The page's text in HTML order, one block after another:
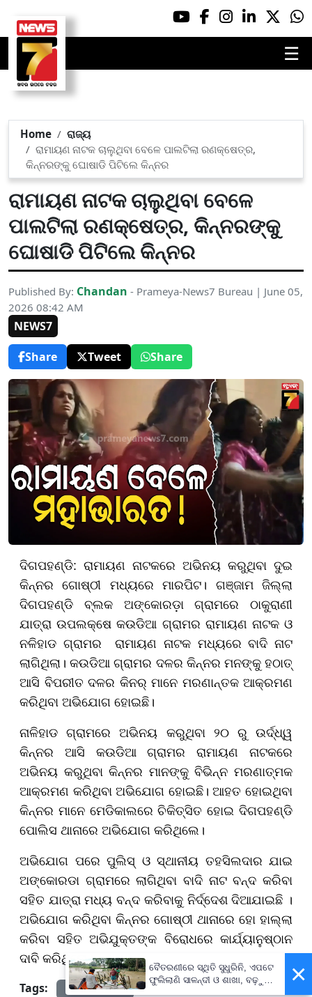
☰
Home
ରାଜ୍ୟ
ରାମାୟଣ ନାଟକ ଚାଲୁଥିବା ବେଳେ ପାଲଟିଲା ରଣକ୍ଷେତ୍ର,
କିନ୍ନରଙ୍କୁ ଘୋଷାଡି ପିଟିଲେ କିନ୍ନର
ରାମାୟଣ ନାଟକ ଚାଲୁଥିବା ବେଳେ
ପାଲଟିଲା ରଣକ୍ଷେତ୍ର, କିନ୍ନରଙ୍କୁ
ଘୋଷାଡି ପିଟିଲେ କିନ୍ନର
Published By: Chandan - Prameya-News7 Bureau | June 05,
2026 08:42 AM
NEWS7
Share
Tweet Share
ଦିଗପହଣ୍ଡି: ରାମାୟଣ ନାଟକରେ ଅଭିନୟ କରୁଥିବା ଦୁଇ
କିନ୍ନର ଗୋଷ୍ଠୀ ମଧ୍ୟରେ ମାରପିଟ। ଗଞ୍ଜାମ ଜିଲ୍ଲା
ଦିଗପହଣ୍ଡି ବ୍ଲକ ଅଙ୍କୋରଡ଼ା ଗ୍ରାମରେ ଠାକୁରାଣୀ
ଯାତ୍ରା ଉପଲକ୍ଷେ କଉଡିଆ ଗ୍ରାମର ରାମାୟଣ ନାଟକ ଓ
ନଳିହାଡ ଗ୍ରାମର ରାମାୟଣ ନାଟକ ମଧ୍ୟରେ ବାଦି ନାଟ
ଲାଗିଥିଲା। କଉଡିଆ ଗ୍ରାମର ଦଳର କିନ୍ନର ମନଙ୍କୁ ହଠାତ୍
ଆସି ବିପରୀତ ଦଳର କିନର୍ ମାନେ ମରଣାନ୍ତକ ଆକ୍ରମଣ
କରିଥିବା ଅଭିଯୋଗ ହୋଇଛି।
ନାଳିହାଡ ଗ୍ରାମରେ ଅଭିନୟ କରୁଥିବା ୨୦ ରୁ ଉର୍ଦ୍ଧ୍ୱ
କିନ୍ନର ଆସି କଉଡିଆ ଗ୍ରାମର ରାମାୟଣ ନାଟକରେ
ଅଭିନୟ କରୁଥିବା କିନ୍ନର ମାନଙ୍କୁ ବିଭିନ୍ନ ମରଣାତ୍ମକ
ଆକ୍ରମଣ କରିଥିବା ଅଭିଯୋଗ ହୋଇଛି। ଆହତ ହୋଇଥିବା
କିନ୍ନର ମାନେ ମେଡିକାଲରେ ଚିକିତ୍ସିତ ହୋଇ ଦିଗପହଣ୍ଡି
ପୋଲିସ ଥାନାରେ ଅଭିଯୋଗ କରିଥିଲେ।
ଅଭିଯୋଗ ପରେ ପୁଲିସ୍ ଓ ସ୍ଥାନୀୟ ତହସିଲଦାର ଯାଇ
ଅଙ୍କୋରଡା ଗ୍ରାମରେ ଲାଗିଥିବା ବାଦି ନାଟ ବନ୍ଦ କରିବା
ସହିତ ଯାତ୍ରା ମଧ୍ୟ ବନ୍ଦ କରିବାକୁ ନିର୍ଦ୍ଦେଶ ଦିଆଯାଇଛି ।
ଅଭିଯୋଗ କରିଥିବା କିନ୍ନର ଗୋଷ୍ଠୀ ଥାନାରେ ହୋ ହାଲ୍ଲା
କରିବା ସହିତ ଅଭିଯୁକ୍ତଙ୍କ ବିରୋଧରେ କାର୍ଯ୍ୟାନୁଷ୍ଠାନ
ଦାବି କରିଥିଲେ।
Tags: Odisha News ×
ବୈତରଣୀରେ ସ୍ଥିତି ସୁଧୁରିନି, ଏପଟେ
ଫୁଲିଲାଣି ସାଳନ୍ଦୀ ଓ ଶାଖା, ବଢ଼ୁଛି